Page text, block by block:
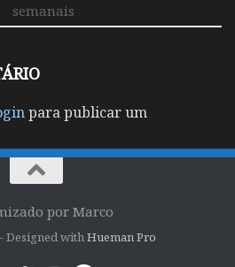
semanais
para publicar um
por Marco
Designed with Hueman Pro